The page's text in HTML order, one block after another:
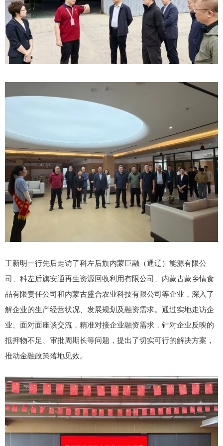
王新明一行先后走访了科左后旗内蒙巨融（通辽）能源有限公
司、科左后旗安通再生资源回收利用有限公司、内蒙古蒙乡情食
品有限责任公司和内蒙古盛合农业科技有限公司等企业，深入了
解企业的生产经营状况、发展规划及融资需求。通过实地走访企
业、面对面座谈交流，精准对接企业融资需求，针对企业反映的
抵押物不足、审批周期长等问题，提出了切实可行的解决方案，
推动金融政策落地见效。